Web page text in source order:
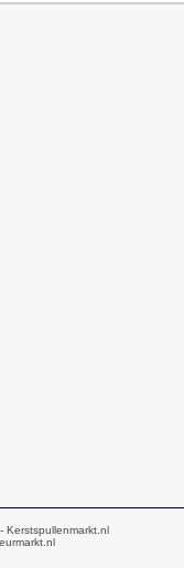
- Kerstspullenmarkt.nl